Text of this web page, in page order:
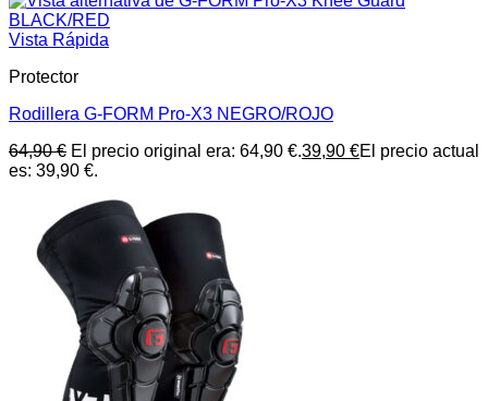
Vista Rápida
Protector
Rodillera G-FORM Pro-X3 NEGRO/ROJO
64,90€ El precio original era: 64,90 €.39,90 €El precio actual
es: 39,90 €.